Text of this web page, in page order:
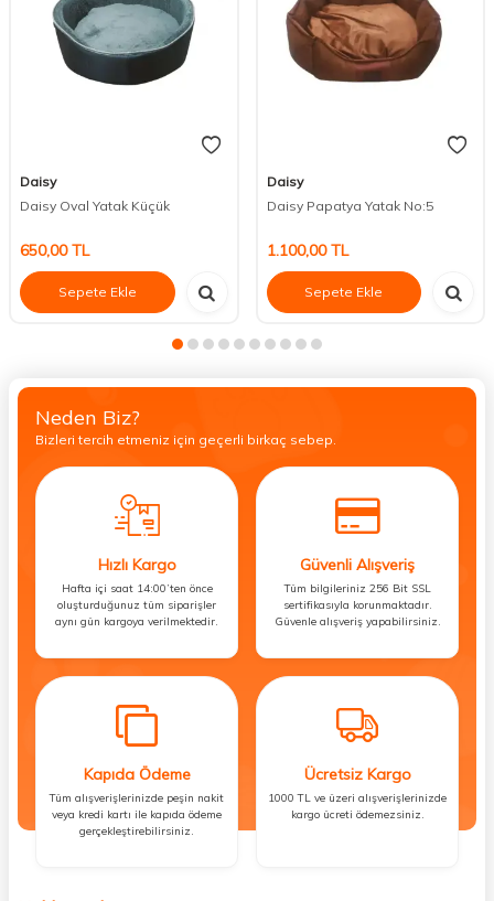
Daisy
Daisy Oval Yatak Küçük
650,00TL
Sepete Ekle
Daisy
Daisy Papatya Yatak No:5
1.100,00TL
Sepete Ekle
Neden Biz?
Bizleri tercih etmeniz için geçerli birkaç sebep.
Hızlı Kargo
Hafta içi saat 14:00’ten önce
oluşturduğunuz tüm siparişler
aynı gün kargoya verilmektedir.
Güvenli Alışveriş
Tüm bilgileriniz 256 Bit SSL
sertifikasıyla korunmaktadır.
Güvenle alışveriş yapabilirsiniz.
Kapıda Ödeme
Tüm alışverişlerinizde peşin nakit
veya kredi kartı ile kapıda ödeme
gerçekleştirebilirsiniz.
Ücretsiz Kargo
1000 TL ve üzeri alışverişlerinizde
kargo ücreti ödemezsiniz.